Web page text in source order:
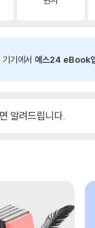
기에서 예스24 eBook앱
알려드립니다.